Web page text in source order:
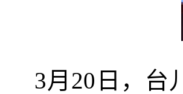
3月20日，台